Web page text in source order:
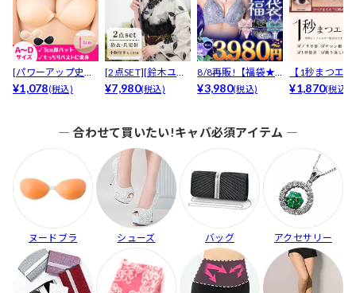
[パワーアップ史上
最強5倍盛りアップ
¥1,078(税込)
[2点SET][鈴木ユリ
ア(baby)...
¥7,980(税込)
8/8再販!【福袋★
ブラセット3点
¥3,980(税込)
【1秒まつエ
リュームタイ
¥1,870(税込)
― 合わせて買いたい!キャバ必須アイテム ―
ヌードブラ シューズ バッグ アクセサリー